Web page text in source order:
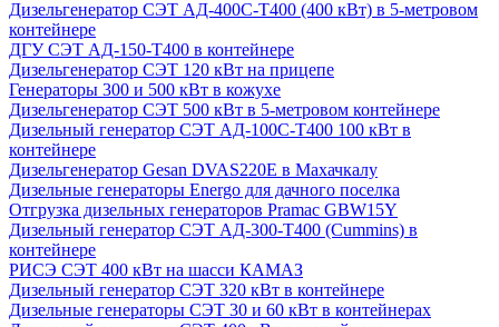
Дизельгенератор СЭТ АД-400С-Т400 (400 кВт) в 5-метровом
контейнере
ДГУ СЭТ АД-150-Т400 в контейнере
Дизельгенератор СЭТ 120 кВт на прицепе
Генераторы 300 и 500 кВт в кожухе
Дизельгенератор СЭТ 500 кВт в 5-метровом контейнере
Дизельный генератор СЭТ АД-100С-Т400 100 кВт в
контейнере
Дизельгенератор Gesan DVAS220E в Махачкалу
Дизельные генераторы Energo для дачного поселка
Отгрузка дизельных генераторов Pramac GВW15Y
Дизельный генератор СЭТ АД-300-Т400 (Cummins) в
контейнере
РИСЭ СЭТ 400 кВт на шасси КАМАЗ
Дизельный генератор СЭТ 320 кВт в контейнере
Дизельные генераторы СЭТ 30 и 60 кВт в контейнерах